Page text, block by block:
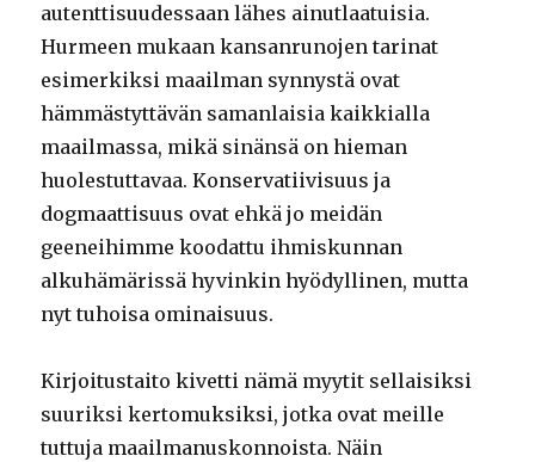
autenttisuudessaan lähes ainutlaatuisia.
Hurmeen mukaan kansanrunojen tarinat
esimerkiksi maailman synnystä ovat
hämmästyttävän samanlaisia kaikkialla
maailmassa, mikä sinänsä on hieman
huolestuttavaa. Konservatiivisuus ja
dogmaattisuus ovat ehkä jo meidän
geeneihimme koodattu ihmiskunnan
alkuhämärissä hyvinkin hyödyllinen, mutta
nyt tuhoisa ominaisuus.
Kirjoitustaito kivetti nämä myytit sellaisiksi
suuriksi kertomuksiksi, jotka ovat meille
tuttuja maailmanuskonnoista. Näin